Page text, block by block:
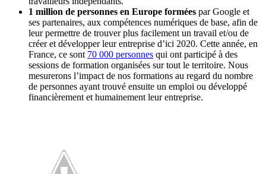
1 million de personnes en Europe formées par Google et
ses partenaires, aux compétences numériques de base, afin de
leur permettre de trouver plus facilement un travail et/ou de
créer et développer leur entreprise d’ici 2020. Cette année, en
France, ce sont 70 000 personnes qui ont participé à des
sessions de formation organisées sur tout le territoire. Nous
mesurerons l’impact de nos formations au regard du nombre
de personnes ayant trouvé ensuite un emploi ou développé
financièrement et humainement leur entreprise.